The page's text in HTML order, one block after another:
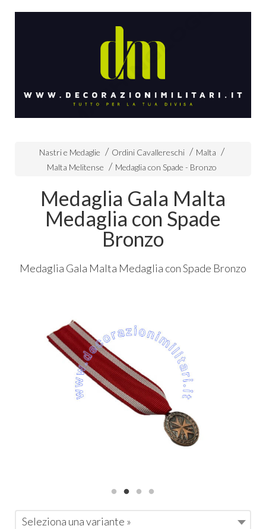
Nastri e Medaglie Ordini Cavallereschi
Malta
Malta Melitense
Medaglia con Spade - Bronzo
Medaglia Gala Malta
Medaglia con Spade
Bronzo
Medaglia Gala Malta Medaglia con Spade Bronzo
Seleziona una variante »